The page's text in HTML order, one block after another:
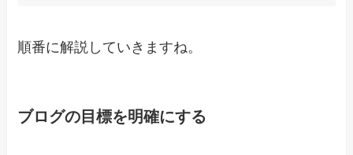
順番に解説していきますね。
ブログの目標を明確にする